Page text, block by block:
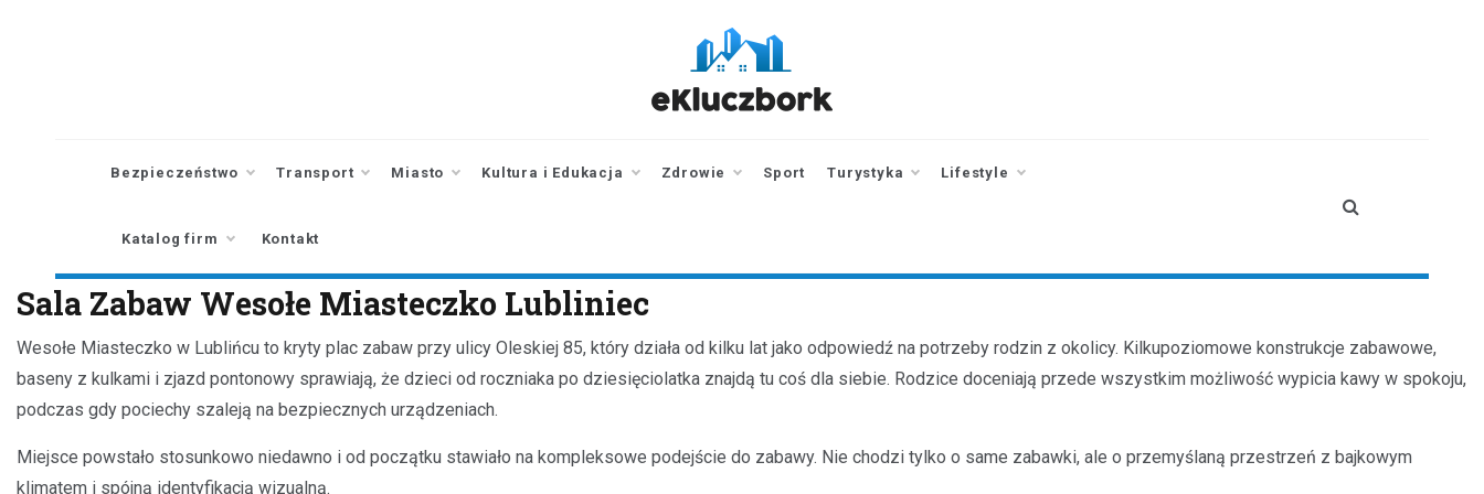
online
Bezpieczeństwo Transport Miasto Kultura i Edukacja Zdrowie Sport Turystyka Lifestyle
Katalog firm Kontakt
Sala Zabaw Wesołe Miasteczko Lubliniec
Wesołe Miasteczko w Lublińcu to kryty plac zabaw przy ulicy Oleskiej 85, który działa od kilku lat jako odpowiedź na potrzeby rodzin z okolicy. Kilkupoziomowe konstrukcje zabawowe,
baseny z kulkami i zjazd pontonowy sprawiają, że dzieci od roczniaka po dziesięciolatka znajdą tu coś dla siebie. Rodzice doceniają przede wszystkim możliwość wypicia kawy w spokoju,
podczas gdy pociechy szaleją na bezpiecznych urządzeniach.
Miejsce powstało stosunkowo niedawno i od początku stawiało na kompleksowe podejście do zabawy. Nie chodzi tylko o same zabawki, ale o przemyślaną przestrzeń z bajkowym
klimatem i spójną identyfikacją wizualną.